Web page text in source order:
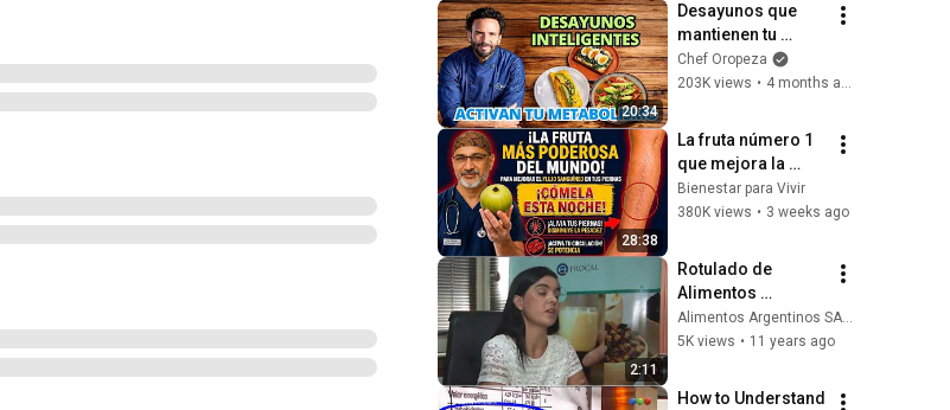
20:34
Desayunos que
mantienen tu
metabolismo
acelerado horas
Chef Oropeza
203K views • 4 months ago
28:38
La fruta número 1
que mejora la
circulación en las
piernas y recupera
de los 60
Bienestar para Vivir
380K views • 3 weeks ago
2:11
Rotulado de
Alimentos
Envasados
Alimentos Argentinos SAGyP
5K views • 11 years ago
How to Understand